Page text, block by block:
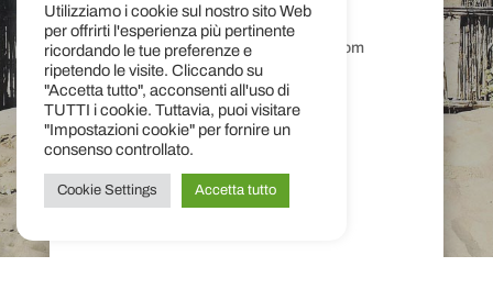
Email
edizioniaffinitaelettive@gmail.com
(+39)090 359444
Utilizziamo i cookie sul nostro sito Web
per offrirti l'esperienza più pertinente
ricordando le tue preferenze e
ripetendo le visite. Cliccando su
"Accetta tutto", acconsenti all'uso di
TUTTI i cookie. Tuttavia, puoi visitare
"Impostazioni cookie" per fornire un
consenso controllato.
Cookie Settings Accetta tutto